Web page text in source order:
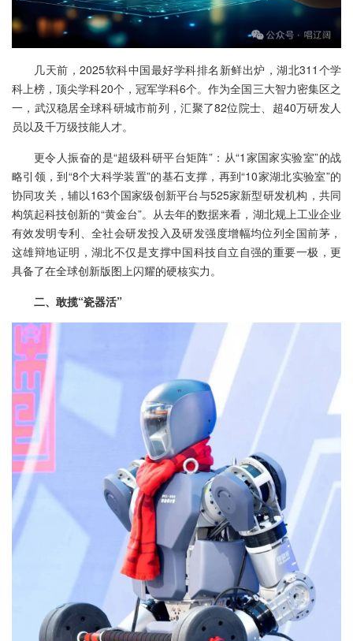
几天前，2025软科中国最好学科排名新鲜出炉，湖北311个学
科上榜，顶尖学科20个，冠军学科6个。作为全国三大智力密集区之
一，武汉稳居全球科研城市前列，汇聚了82位院士、超40万研发人
员以及千万级技能人才。
更令人振奋的是“超级科研平台矩阵”：从“1家国家实验室”的战
略引领，到“8个大科学装置”的基石支撑，再到“10家湖北实验室”的
协同攻关，辅以163个国家级创新平台与525家新型研发机构，共同
构筑起科技创新的“黄金台”。从去年的数据来看，湖北规上工业企业
有效发明专利、全社会研发投入及研发强度增幅均位列全国前茅，
这雄辩地证明，湖北不仅是支撑中国科技自立自强的重要一极，更
具备了在全球创新版图上闪耀的硬核实力。
二、敢揽“瓷器活”